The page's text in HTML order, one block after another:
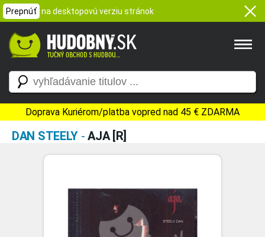
Prepnúť na desktopovú verziu stránok
Doprava Kuriérom/platba vopred nad 45 € ZDARMA
DAN STEELY -AJA [R]